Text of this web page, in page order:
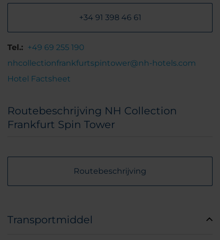
+34 91 398 46 61
Tel.: +49 69 255 190
nhcollectionfrankfurtspintower@nh-hotels.com
Hotel Factsheet
Routebeschrijving NH Collection
Frankfurt Spin Tower
Routebeschrijving
Transportmiddel